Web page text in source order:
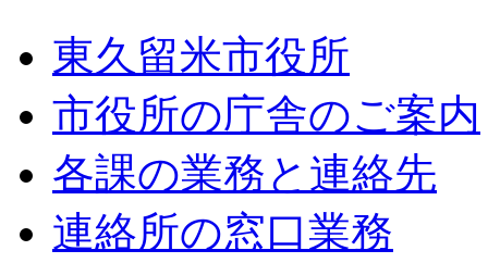
東久留米市役所
市役所の庁舎のご案内
各課の業務と連絡先
連絡所の窓口業務